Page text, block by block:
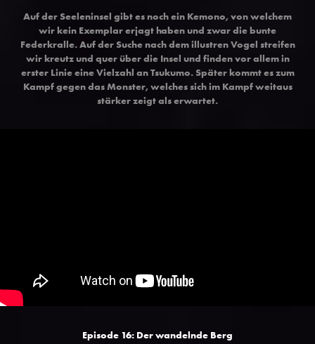
Auf der Seeleninsel gibt es noch ein Kemono, von welchem
wir kein Exemplar erjagt haben und zwar die bunte
Federkralle. Auf der Suche nach dem illustren Vogel streifen
wir kreutz und quer über die Insel und finden vor allem in
erster Linie eine Vielzahl an Tsukumo. Später kommt es zum
Kampf gegen das Monster, welches sich im Kampf weitaus
stärker zeigt als erwartet.
Episode 16: Der wandelnde Berg